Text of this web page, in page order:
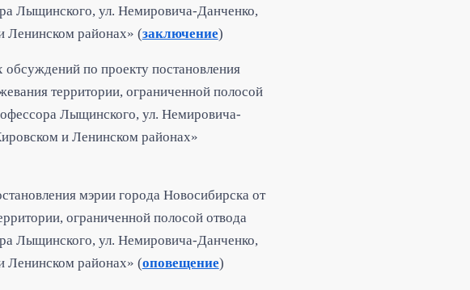
Лыщинского, ул. Немировича-Данченко,
Ленинском районах» (заключение)
по проекту постановления
территории, ограниченной полосой
Лыщинского, ул. Немировича-
и Ленинском районах»
мэрии города Новосибирска от
ограниченной полосой отвода
Лыщинского, ул. Немировича-Данченко,
Ленинском районах» (оповещение)